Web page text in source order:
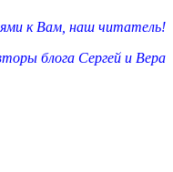
к Вам, наш читатель!
блога Сергей и Вера